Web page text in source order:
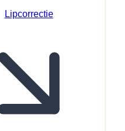
Lipcorrectie